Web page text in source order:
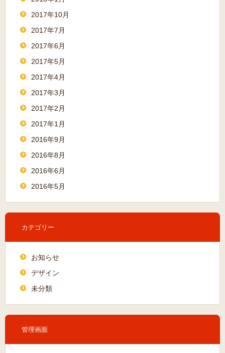
2017年10月
2017年7月
2017年6月
2017年5月
2017年4月
2017年3月
2017年2月
2017年1月
2016年9月
2016年8月
2016年6月
2016年5月
カテゴリー
お知らせ
デザイン
未分類
管理画面